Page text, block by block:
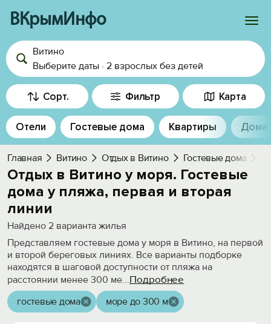
ВКрымИнфо
Войти
Избранное
История просмотра
Добавить свой объект
Витино
Выберите даты · 2 взрослых без детей
Сорт. Фильтр Карта
Отели Гостевые дома Квартиры Дома
Главная Витино Отдых в Витино Гостевые дома
Отдых в Витино у моря. Гостевые
дома у пляжа, первая и вторая
линии
Найдено 2 варианта жилья
Представляем гостевые дома у моря в Витино, на первой
и второй береговых линиях. Все варианты подборке
находятся в шаговой доступности от пляжа на
расстоянии менее 300 ме...Подробнее
гостевые дома море до 300 м